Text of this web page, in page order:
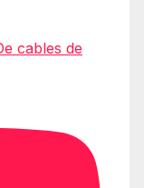
cables de